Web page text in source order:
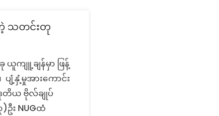
သတင်းတု
ကျူ့ချန်မှာ ဖြန့်
ျံ့နှံ့မှုအား‌ကောင်း
တိယ ဗိုလ်ချုပ်
ဦး NUGထံ